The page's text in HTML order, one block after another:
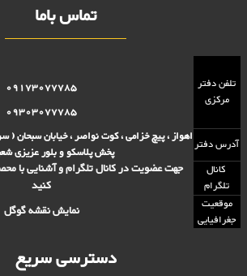
تماس باما
تلفن دفتر
مرکزی
09173077785
09303077785
آدرس دفتراهواز ، پیچ خزامی ، کوت نواصر ، خیابان سبحان (
پخش پلاسکو و بلور عزیزی
کانال
تلگرام
جهت عضویت در کانال تلگرام و آشنایی با
کنید
موقعیت
جغرافیایی
نمایش نقشه گوگل
دسترسی سریع